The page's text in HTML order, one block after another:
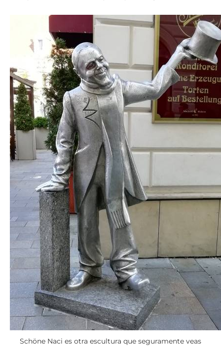
Schöne Naci es otra escultura que seguramente veas